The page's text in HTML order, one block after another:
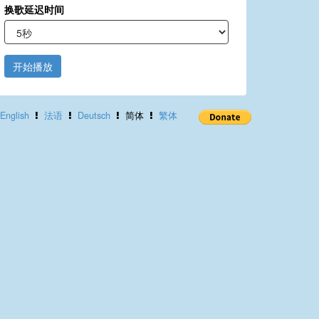
换歌延迟时间
开始播放
English 法语 Deutsch 简体 繁体